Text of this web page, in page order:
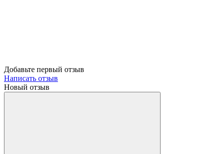
Добавьте первый отзыв
Написать отзыв
Новый отзыв